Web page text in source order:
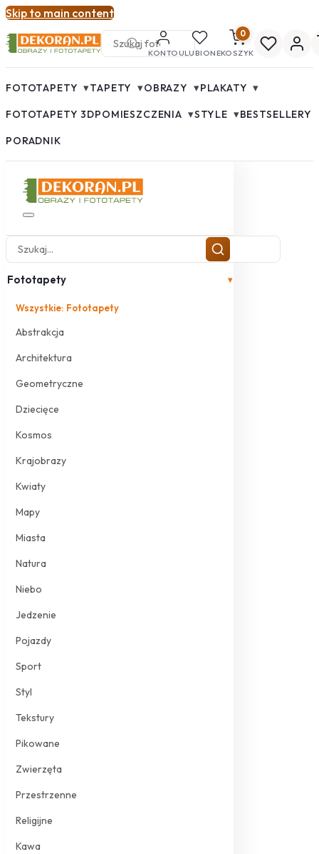
Skip to main content
KONTOULUBIONE
0
KOSZYK
FOTOTAPETY ▾TAPETY ▾OBRAZY ▾PLAKATY ▾
FOTOTAPETY 3DPOMIESZCZENIA ▾STYLE ▾BESTSELLERY
PORADNIK
Fototapety ▾
Wszystkie: Fototapety
Abstrakcja
Architektura
Geometryczne
Dziecięce
Kosmos
Krajobrazy
Kwiaty
Mapy
Miasta
Natura
Niebo
Jedzenie
Pojazdy
Sport
Styl
Tekstury
Pikowane
Zwierzęta
Przestrzenne
Religijne
Kawa